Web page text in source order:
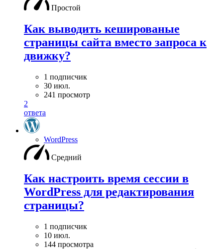
Простой
Как выводить кешированые
страницы сайта вместо запроса к
движку?
1 подписчик
30 июл.
241 просмотр
2
ответа
WordPress
Средний
Как настроить время сессии в
WordPress для редактирования
страницы?
1 подписчик
10 июл.
144 просмотра